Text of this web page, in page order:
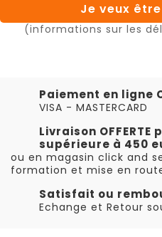
Je veux
(informations sur les
Paiement en ligne
VISA - MASTERCARD
Livraison
supérieure à 450
ou en magasin click and
formation et mise en
Satisfait ou
Echange et Retour